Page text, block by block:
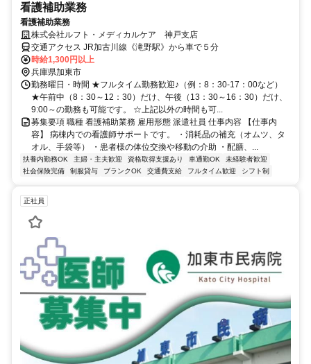
看護補助業務
看護補助業務
株式会社ルフト・メディカルケア 神戸支店
交通アクセス JR加古川線《滝野駅》から車で５分
時給1,300円以上
兵庫県加東市
勤務曜日・時間 ★フルタイム勤務歓迎♪（例：8：30-17：00など）
★午前中（8：30～12：30）だけ、午後（13：30～16：30）だけ、
9:00～の勤務も可能です。 ☆上記以外の時間も可...
募集要項 職種 看護補助業務 雇用形態 派遣社員 仕事内容 【仕事内
容】 病棟内での看護師サポートです。 ・消耗品の補充（オムツ、タ
オル、手袋等） ・患者様の体位交換や移動の介助 ・配膳、...
扶養内勤務OK 主婦・主夫歓迎 資格取得支援あり 車通勤OK
未経験者歓迎
社会保険完備
制服貸与 ブランクOK 交通費支給 フルタイム歓迎 シフト制
正社員